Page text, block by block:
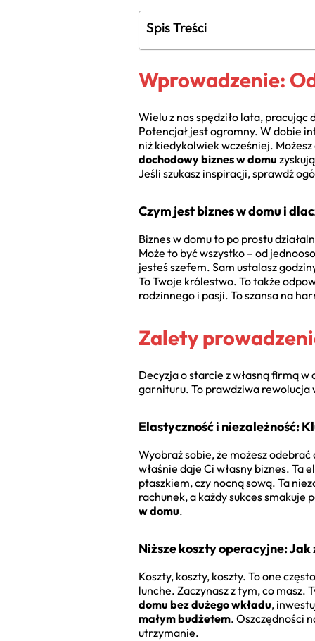
Spis Treści
Wprowadzenie:
Wielu z nas spędziło lata,
Potencjał jest ogromny. W dobie
niż kiedykolwiek wcześniej.
dochodowy biznes w domu
Jeśli szukasz inspiracji, sprawdź
Czym jest biznes w domu i
Biznes w domu to po prostu
Może to być wszystko – od
jesteś szefem. Sam ustalasz
To Twoje królestwo. To także
rodzinnego i pasji. To szansa na
Zalety
Decyzja o starcie z własną firmą
garnituru. To prawdziwa rewolucja
Elastyczność i niezależność:
Wyobraź sobie, że możesz
właśnie daje Ci własny biznes. Ta
ptaszkiem, czy nocną sową. Ta
rachunek, a każdy sukces
w domu.
Niższe koszty operacyjne:
Koszty, koszty, koszty. To one
lunche. Zaczynasz z tym, co
domu bez dużego wkładu,
małym budżetem. Oszczędności
utrzymanie.